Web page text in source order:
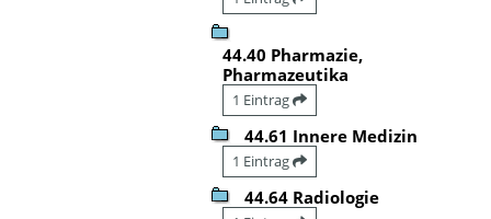
44.40 Pharmazie,
Pharmazeutika
1 Eintrag
44.61 Innere Medizin
1 Eintrag
44.64 Radiologie